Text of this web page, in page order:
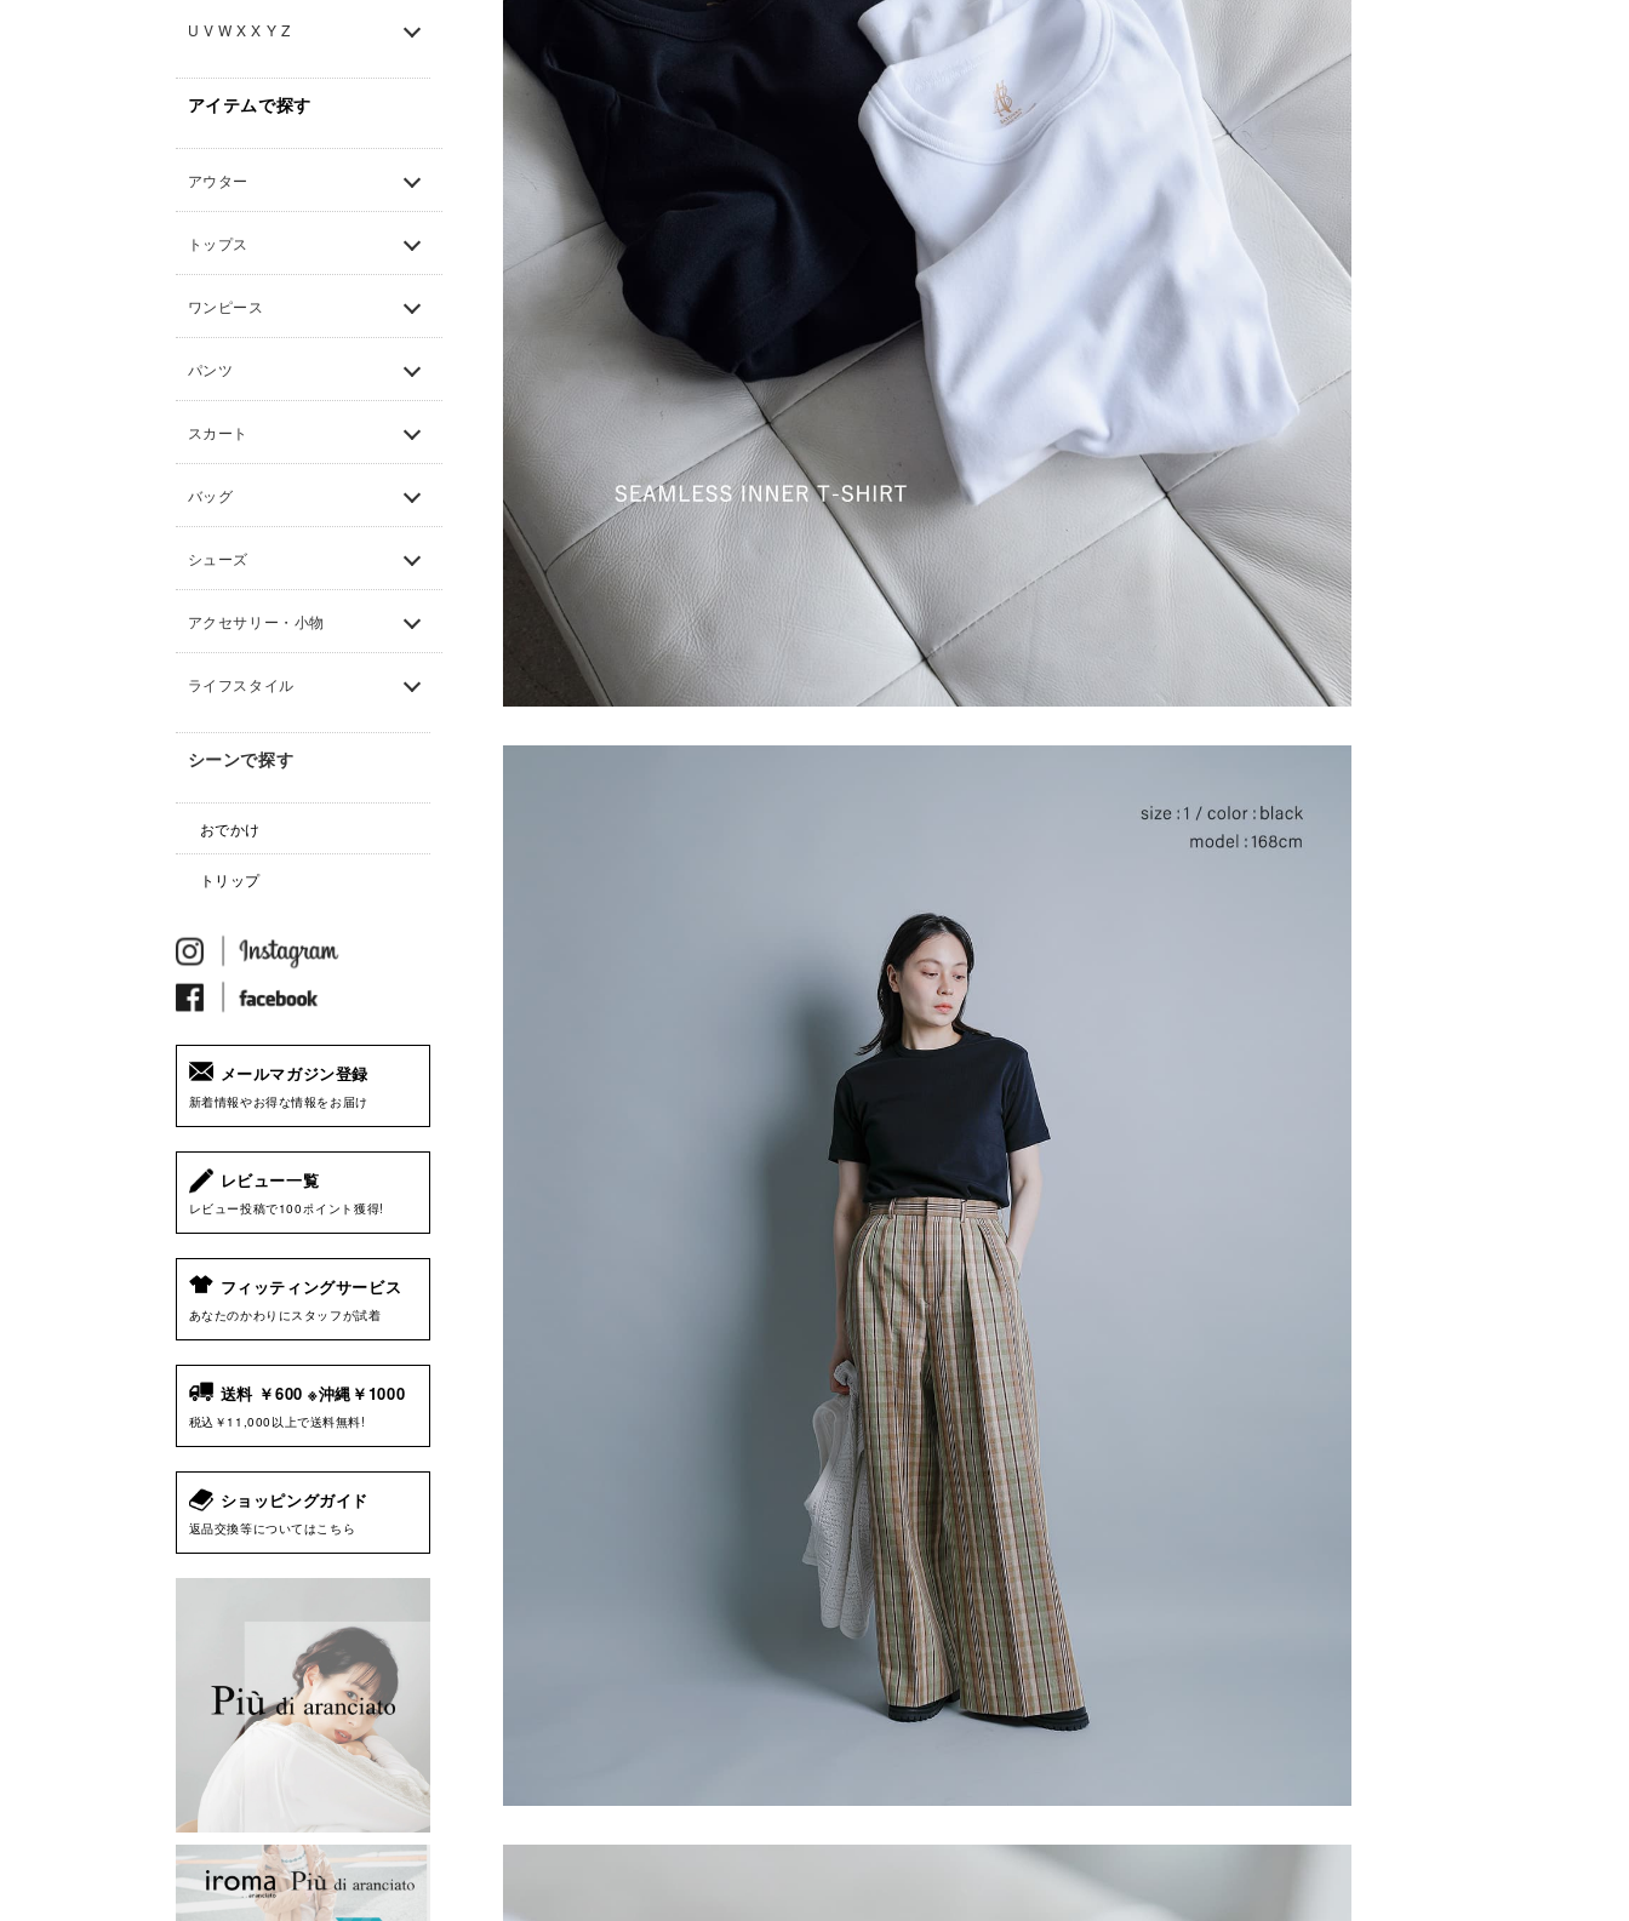
U V W X X Y Z
アイテムで探す
アウター
トップス
ワンピース
パンツ
スカート
バッグ
シューズ
アクセサリー・小物
ライフスタイル
シーンで探す
おでかけ
トリップ
メールマガジン登録
新着情報やお得な情報をお届け
レビュー一覧
レビュー投稿で100ポイント獲得!
フィッティングサービス
あなたのかわりにスタッフが試着
送料 ￥600 ※沖縄￥1000
税込￥11,000以上で送料無料!
ショッピングガイド
返品交換等についてはこちら